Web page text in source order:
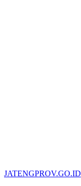
JATENGPROV.GO.ID